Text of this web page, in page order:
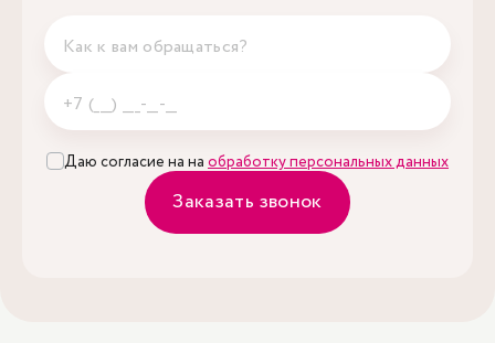
Даю согласие на на обработку персональных данных
Заказать звонок